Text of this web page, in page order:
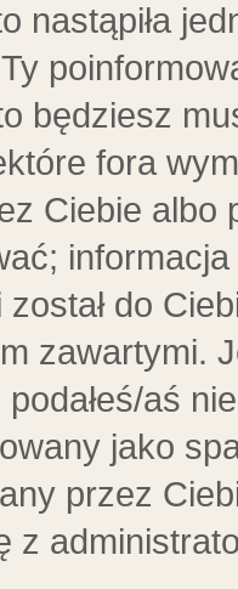
nastąpiła
będziesz
fora
Ciebie albo
do
zawartymi.
aś
jako
przez
z